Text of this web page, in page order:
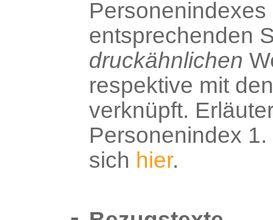
entsprechenden
druckähnlichen
respektive mit
verknüpft.
Personenindex
sich hier.